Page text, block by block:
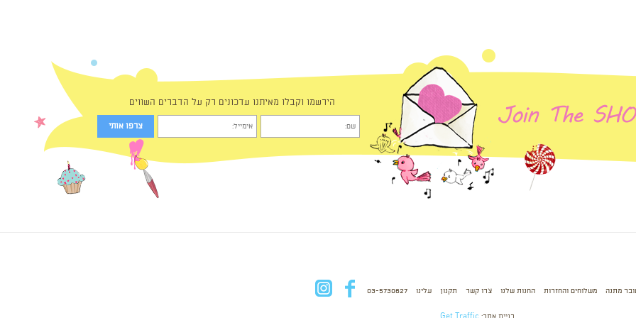
הירשמו וקבלו מאיתנו עדכונים רק על הדברים השווים
מתנה משלוחים והחזרות החנות שלנו צרו קשר תקנון עלינו 03-5730627